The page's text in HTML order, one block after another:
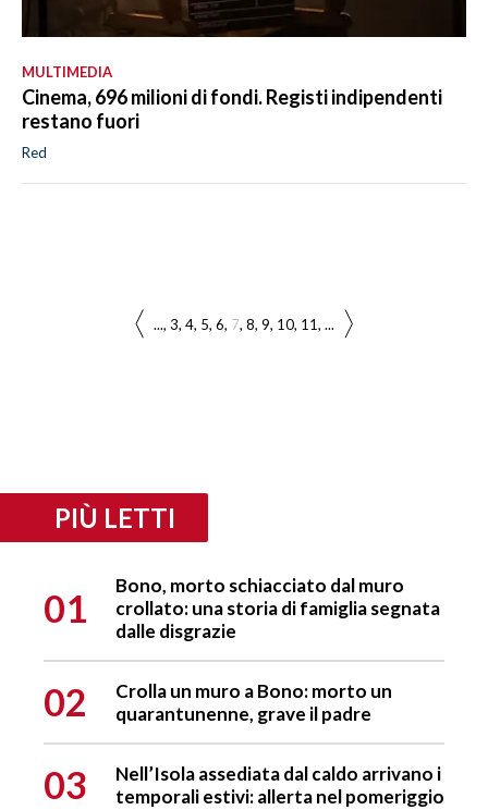
MULTIMEDIA
Cinema, 696 milioni di fondi. Registi indipendenti
restano fuori
Red
... 3 4 5 6 7 8 9 10 11 ...
PIÙ LETTI
01
Bono, morto schiacciato dal muro
crollato: una storia di famiglia segnata
dalle disgrazie
02
Crolla un muro a Bono: morto un
quarantunenne, grave il padre
03
Nell’Isola assediata dal caldo arrivano i
temporali estivi: allerta nel pomeriggio